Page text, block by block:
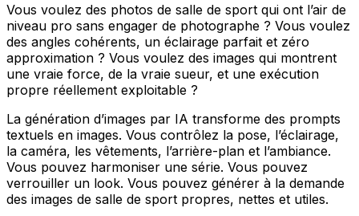
Vous voulez des photos de salle de sport qui ont l’air de
niveau pro sans engager de photographe ? Vous voulez
des angles cohérents, un éclairage parfait et zéro
approximation ? Vous voulez des images qui montrent
une vraie force, de la vraie sueur, et une exécution
propre réellement exploitable ?
La génération d’images par IA transforme des prompts
textuels en images. Vous contrôlez la pose, l’éclairage,
la caméra, les vêtements, l’arrière-plan et l’ambiance.
Vous pouvez harmoniser une série. Vous pouvez
verrouiller un look. Vous pouvez générer à la demande
des images de salle de sport propres, nettes et utiles.